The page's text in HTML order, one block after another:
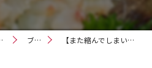
ぐろ大将 ブログ 【また縮んでしまいました😅】